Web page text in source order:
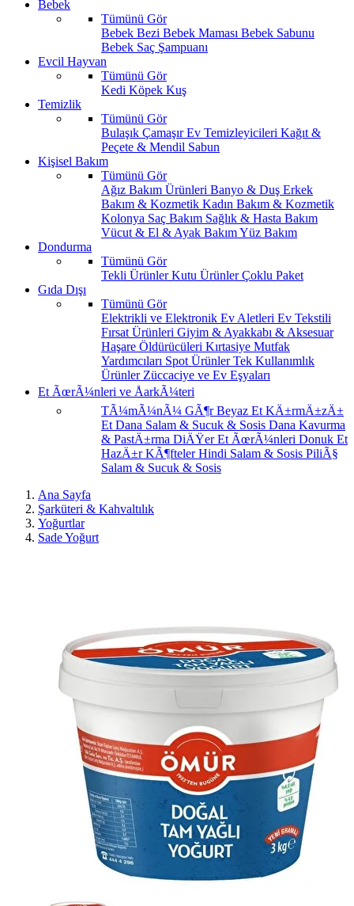
Bebek
Tümünü Gör
Bebek Bezi Bebek Maması Bebek Sabunu
Bebek Saç Şampuanı
Evcil Hayvan
Tümünü Gör
Kedi Köpek Kuş
Temizlik
Tümünü Gör
Bulaşık ÇamaşırEv Temizleyicileri Kağıt &
Peçete & Mendil Sabun
Kişisel Bakım
Tümünü Gör
Ağız Bakım Ürünleri Banyo & Duş Erkek
Bakım & Kozmetik Kadın Bakım & Kozmetik
Kolonya Saç Bakım Sağlık & Hasta Bakım
Vücut & El & Ayak BakımYüz Bakım
Dondurma
Tümünü Gör
Tekli ÜrünlerKutu ÜrünlerÇoklu Paket
Gıda Dışı
Tümünü Gör
Elektrikli ve Elektronik Ev Aletleri Ev Tekstili
Fırsat Ürünleri Giyim & Ayakkabı & Aksesuar
Haşare Öldürücüleri Kırtasiye Mutfak
Yardımcıları Spot ÜrünlerTek Kullanımlık
Ürünler Züccaciye ve Ev Eşyaları
Et ÃœrÃ¼nleri ve ÅarkÃ¼teri
TÃ¼mÃ¼nÃ¼ GÃ¶rBeyaz Et KÄ±rmÄ±zÄ±
Et Dana Salam & Sucuk & Sosis Dana Kavurma
& PastÄ±rma DiÄŸer Et ÃœrÃ¼nleri Donuk Et
HazÄ±r KÃ¶ftelerHindi Salam & Sosis PiliÃ§
Salam & Sucuk & Sosis
Ana Sayfa
Şarküteri & Kahvaltılık
Yoğurtlar
Sade Yoğurt